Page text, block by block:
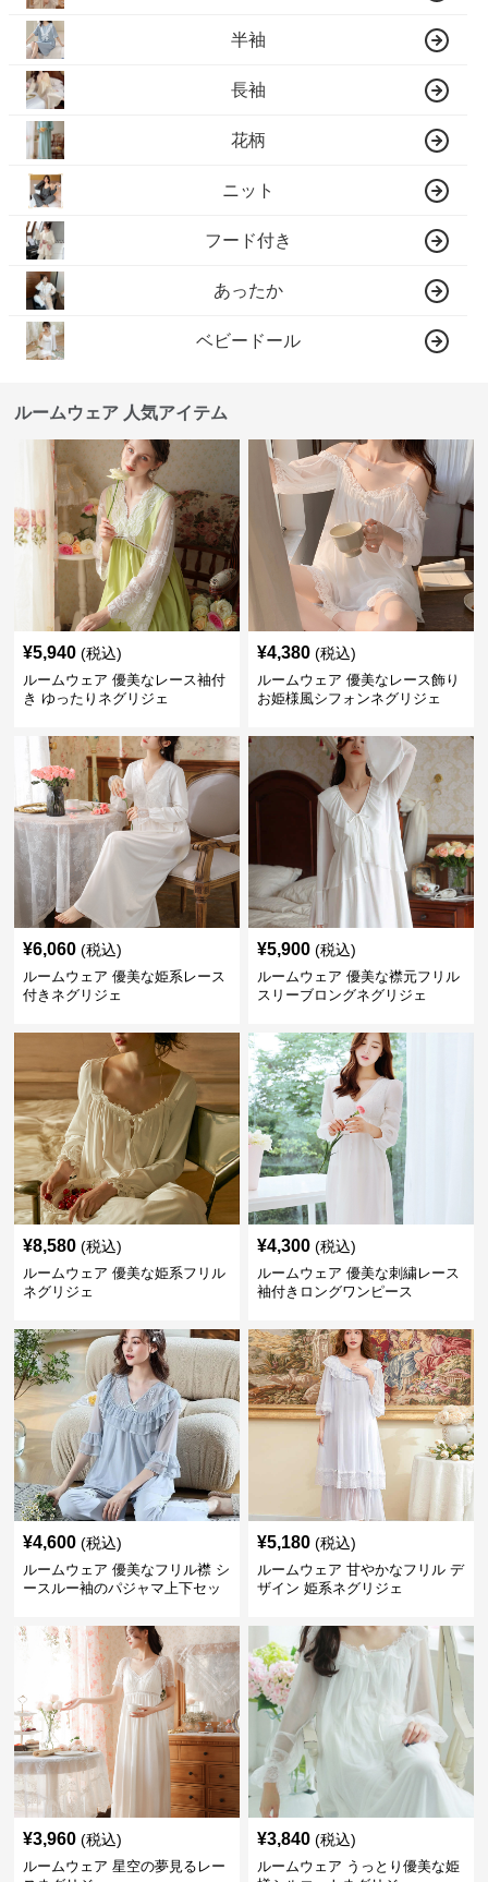
半袖
長袖
花柄
ニット
フード付き
あったか
ベビードール
ルームウェア 人気アイテム
¥5,940 (税込)
ルームウェア 優美なレース袖付
き ゆったりネグリジェ
¥4,380 (税込)
ルームウェア 優美なレース飾り
お姫様風シフォンネグリジェ
¥6,060 (税込)
ルームウェア 優美な姫系レース
付きネグリジェ
¥5,900 (税込)
ルームウェア 優美な襟元フリル
スリーブロングネグリジェ
¥8,580 (税込)
ルームウェア 優美な姫系フリル
ネグリジェ
¥4,300 (税込)
ルームウェア 優美な刺繍レース
袖付きロングワンピース
¥4,600 (税込)
ルームウェア 優美なフリル襟 シ
ースルー袖のパジャマ上下セッ
¥5,180 (税込)
ルームウェア 甘やかなフリル デ
ザイン 姫系ネグリジェ
¥3,960 (税込)
ルームウェア 星空の夢見るレー
¥3,840 (税込)
ルームウェア うっとり優美な姫